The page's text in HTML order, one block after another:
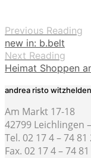
Previous Reading
new in: b.belt
Next Reading
Heimat Shoppen
andrea risto witzhelden
Am Markt 17-18
42799 Leichlingen
Tel. 02 17 4 – 74 81
Fax. 02 17 4 – 74